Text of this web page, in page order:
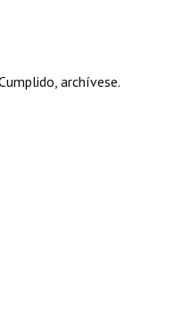
archívese.